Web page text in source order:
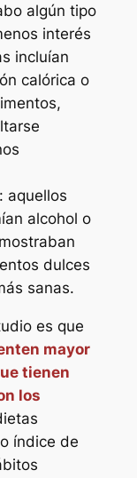
algún tipo
interés
incluían
calórica o
: aquellos
alcohol o
dulces
sanas.
es que
mayor
tienen
los
índice de